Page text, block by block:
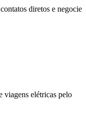
diretos e negocie
viagens elétricas pelo